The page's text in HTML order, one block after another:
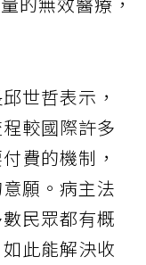
世哲表示，
較國際許多
費的機制，
願。病主法
民眾都有概
此能解決收